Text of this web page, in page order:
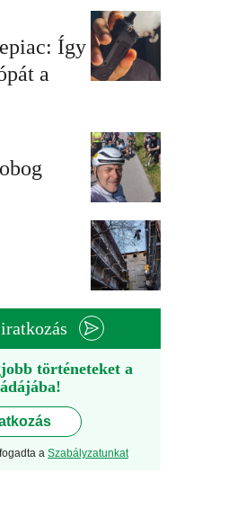
Így
a
történeteket a
a Szabályzatunkat